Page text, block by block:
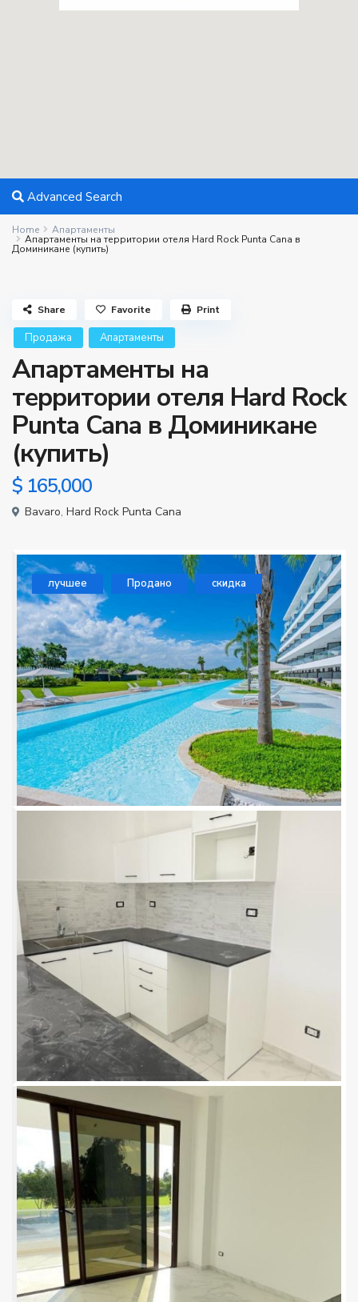
Advanced Search
Home Апартаменты
Апартаменты на территории отеля Hard Rock Punta Cana в
Доминикане (купить)
Продажа Апартаменты
Апартаменты на
территории отеля Hard Rock
Punta Cana в Доминикане
(купить)
$ 165,000
Bavaro, Hard Rock Punta Cana
Share Favorite Print
лучшее Продано скидка